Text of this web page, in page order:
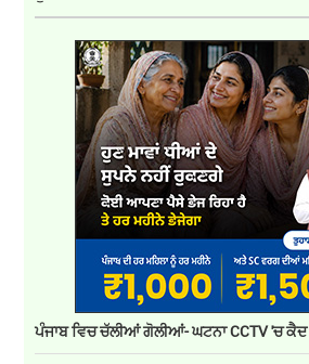
ਪੰਜਾਬ ਵਿਚ ਚੱਲੀਆਂ ਗੋਲੀਆਂ- ਘਟਨਾ CCTV 'ਚ ਕੈਦ